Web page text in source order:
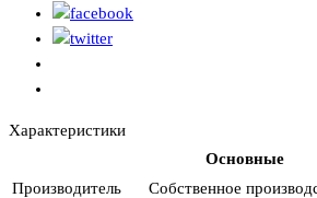
Характеристики
Основные
Производитель
Собственное